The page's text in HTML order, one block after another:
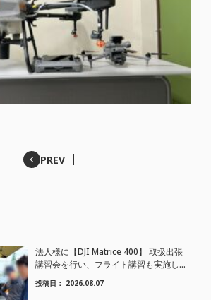
PREV
法人様に【DJI Matrice 400】 取扱出張
講習会を行い、フライト講習も実施しま
した。
投稿日： 2026.08.07